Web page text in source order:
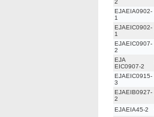
2
EJAEIA0902-
1
EJAEIC0902-
1
EJAEIC0907-
2
EJA
EIC0907-2
EJAEIC0915-
3
EJAEIB0927-
2
EJAEIA45-2